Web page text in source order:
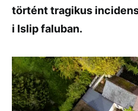
történt tragikus
i Islip faluban.